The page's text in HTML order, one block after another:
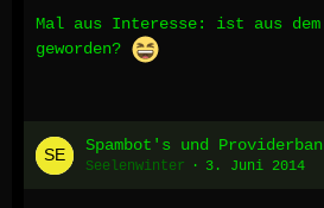
Mal aus Interesse: ist aus dem
geworden?
Spambot's und Providerban
Seelenwinter 3. Juni 2014